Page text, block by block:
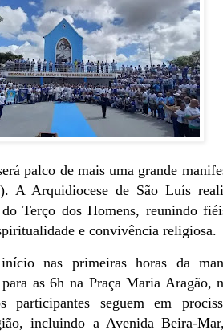
palco de mais uma grande
A Arquidiocese de São Luís
Terço dos Homens, reunindo
e convivência religiosa.
nas primeiras horas da
para as 6h na Praça Maria Aragão,
seguem em
incluindo a Avenida Beira-